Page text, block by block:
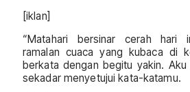
[iklan]
“Matahari bersinar cerah hari
ramalan cuaca yang kubaca di
berkata dengan begitu yakin.
sekadar menyetujui kata-katamu.